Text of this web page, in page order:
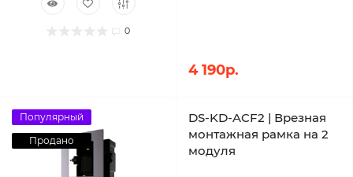
0
4 190р.
Популярный
Продано
DS-KD-ACF2 | Врезная
монтажная рамка на 2
модуля